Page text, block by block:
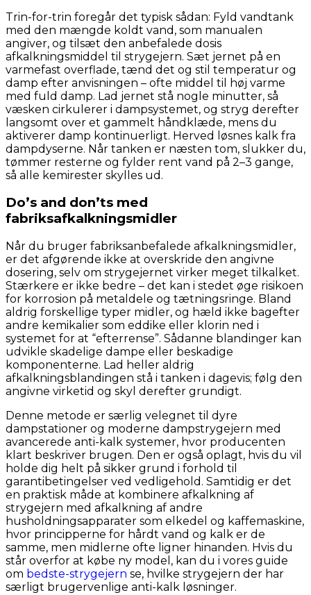
Trin-for-trin foregår det typisk sådan: Fyld vandtank
med den mængde koldt vand, som manualen
angiver, og tilsæt den anbefalede dosis
afkalkningsmiddel til strygejern. Sæt jernet på en
varmefast overflade, tænd det og stil temperatur og
damp efter anvisningen – ofte middel til høj varme
med fuld damp. Lad jernet stå nogle minutter, så
væsken cirkulerer i dampsystemet, og stryg derefter
langsomt over et gammelt håndklæde, mens du
aktiverer damp kontinuerligt. Herved løsnes kalk fra
dampdyserne. Når tanken er næsten tom, slukker du,
tømmer resterne og fylder rent vand på 2–3 gange,
så alle kemirester skylles ud.
Do’s and don’ts med
fabriksafkalkningsmidler
Når du bruger fabriksanbefalede afkalkningsmidler,
er det afgørende ikke at overskride den angivne
dosering, selv om strygejernet virker meget tilkalket.
Stærkere er ikke bedre – det kan i stedet øge risikoen
for korrosion på metaldele og tætningsringe. Bland
aldrig forskellige typer midler, og hæld ikke bagefter
andre kemikalier som eddike eller klorin ned i
systemet for at “efterrense”. Sådanne blandinger kan
udvikle skadelige dampe eller beskadige
komponenterne. Lad heller aldrig
afkalkningsblandingen stå i tanken i dagevis; følg den
angivne virketid og skyl derefter grundigt.
Denne metode er særlig velegnet til dyre
dampstationer og moderne dampstrygejern med
avancerede anti-kalk systemer, hvor producenten
klart beskriver brugen. Den er også oplagt, hvis du vil
holde dig helt på sikker grund i forhold til
garantibetingelser ved vedligehold. Samtidig er det
en praktisk måde at kombinere afkalkning af
strygejern med afkalkning af andre
husholdningsapparater som elkedel og kaffemaskine,
hvor principperne for hårdt vand og kalk er de
samme, men midlerne ofte ligner hinanden. Hvis du
står overfor at købe ny model, kan du i vores guide
om bedste-strygejern se, hvilke strygejern der har
særligt brugervenlige anti-kalk løsninger.